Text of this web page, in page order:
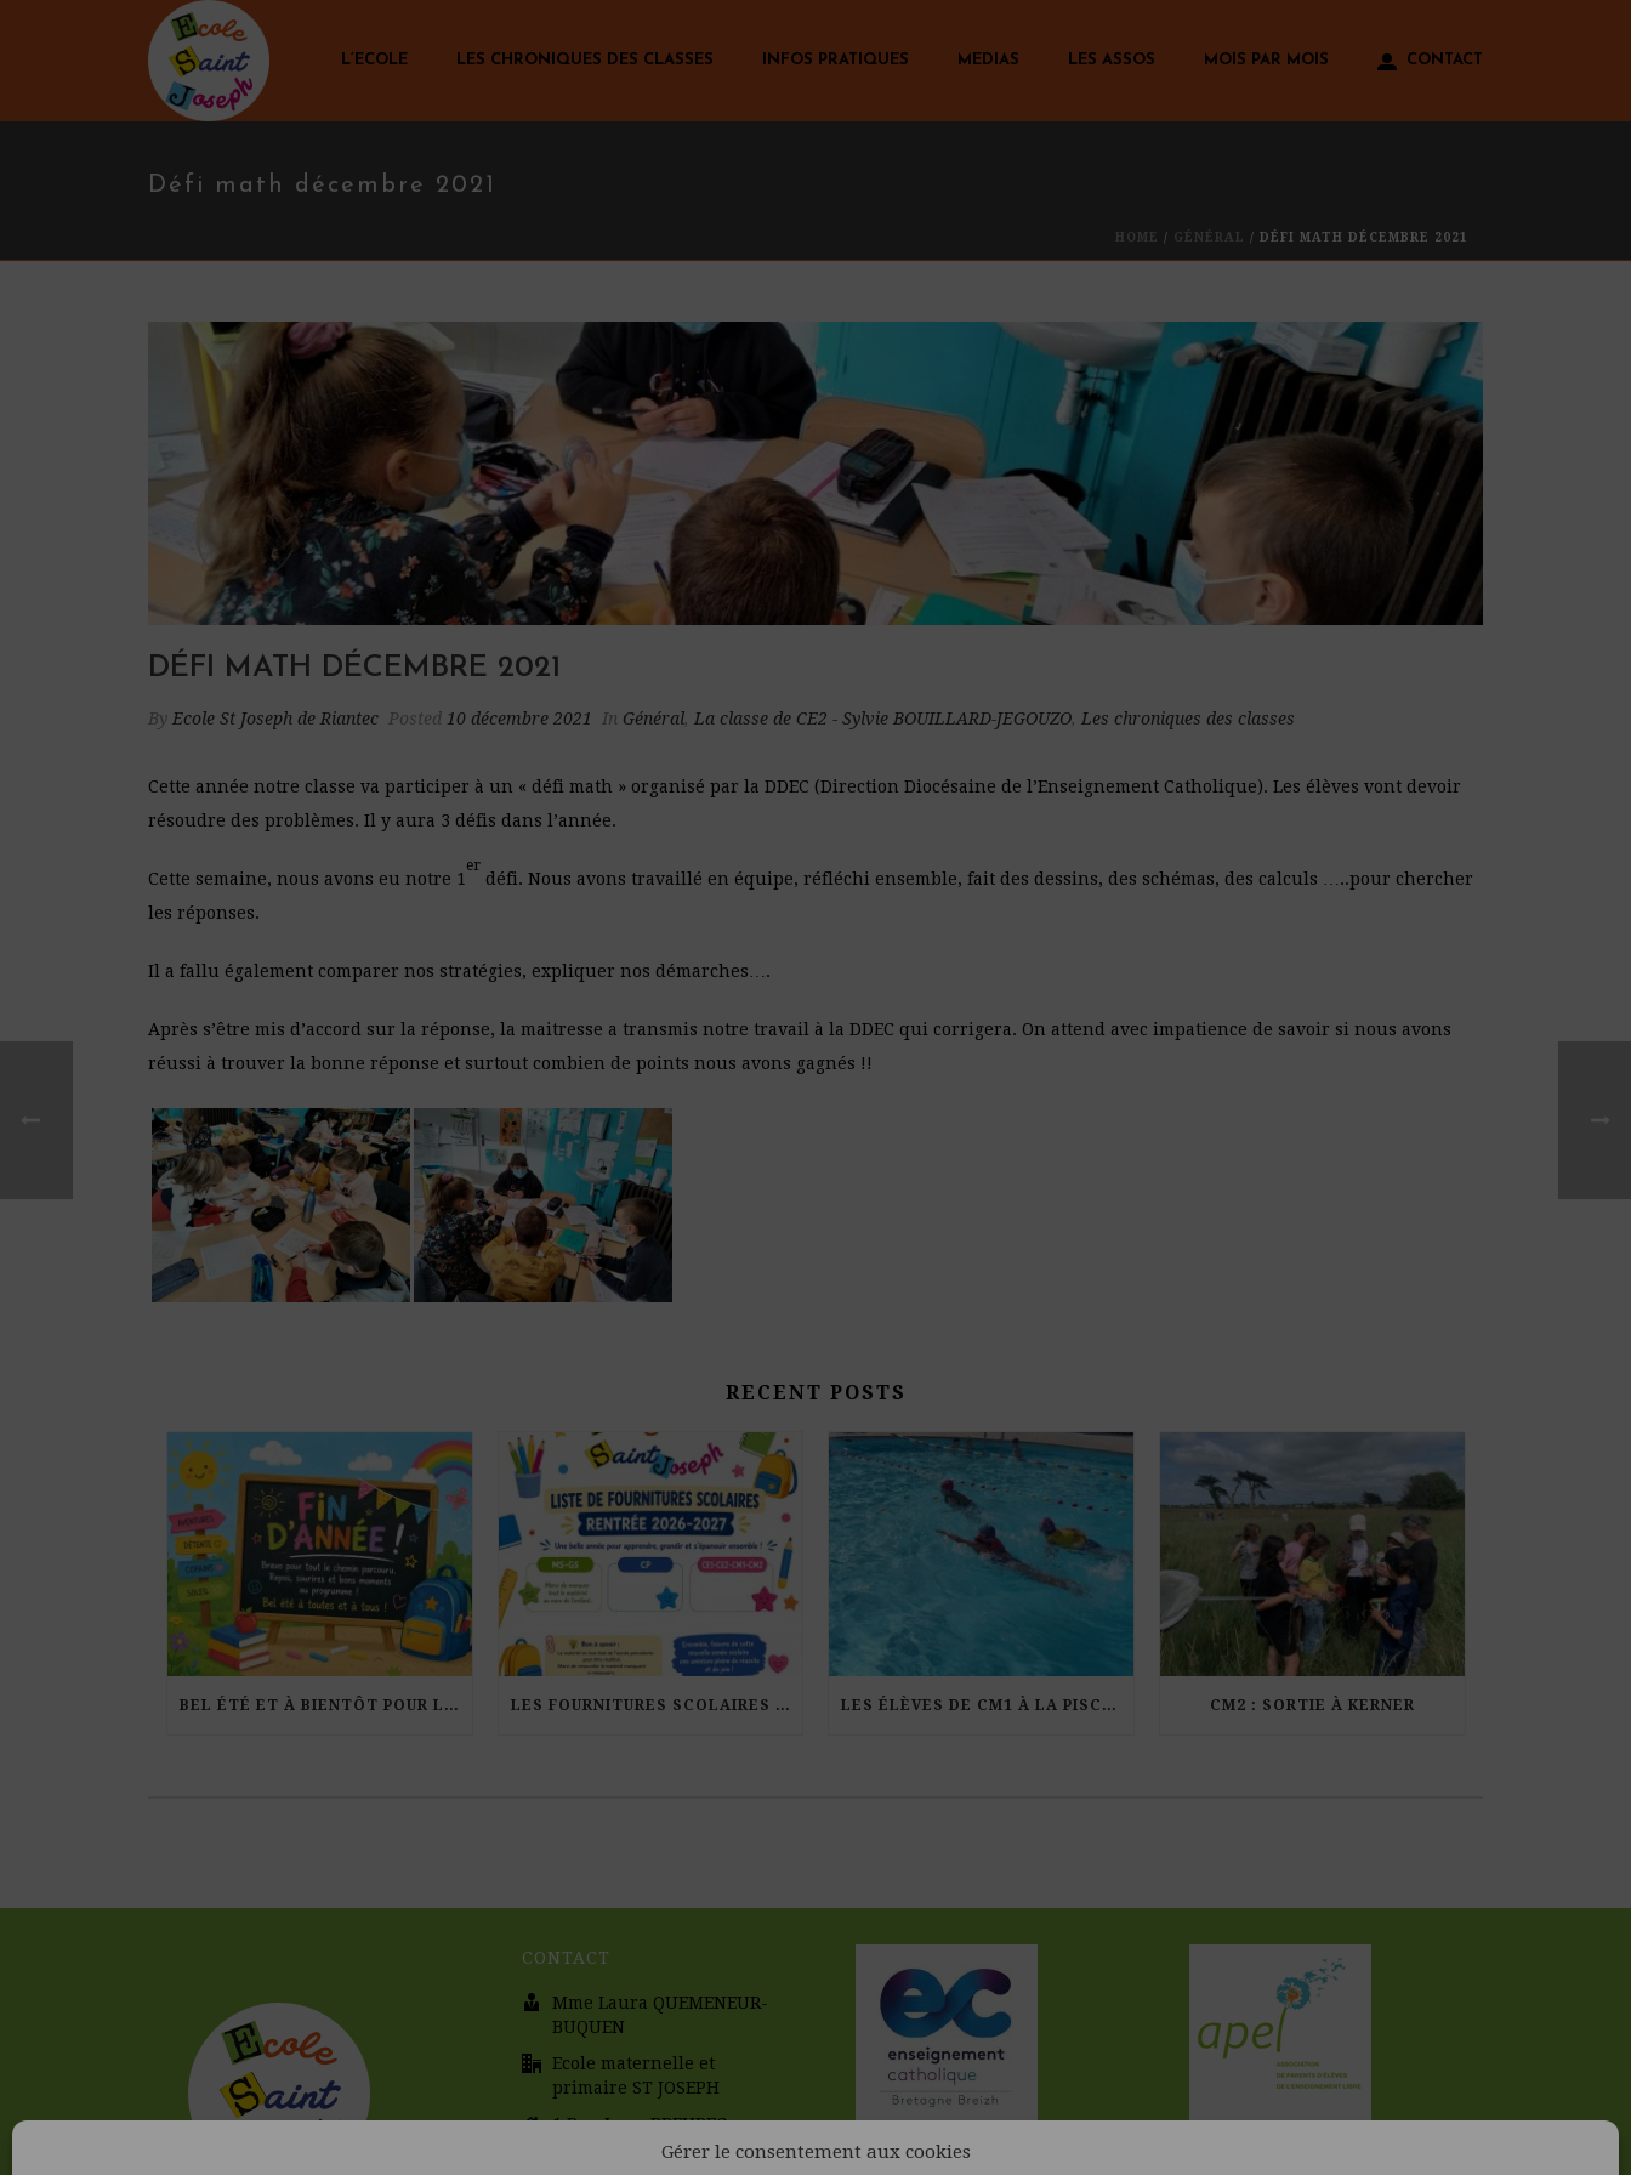
Gérer le consentement aux cookies
L’ECOLE LES CHRONIQUES DES CLASSES INFOS PRATIQUES MEDIAS LES ASSOS MOIS PAR MOIS CONTACT
Défi math décembre 2021
HOME / GÉNÉRAL / DÉFI MATH DÉCEMBRE 2021
DÉFI MATH DÉCEMBRE 2021
By Ecole St Joseph de Riantec Posted 10 décembre 2021 In Général, La classe de CE2 - Sylvie BOUILLARD-JEGOUZO, Les chroniques des classes
Cette année notre classe va participer à un « défi math » organisé par la DDEC (Direction Diocésaine de l’Enseignement Catholique). Les élèves vont devoir
résoudre des problèmes. Il y aura 3 défis dans l’année.
Cette semaine, nous avons eu notre 1
er
défi. Nous avons travaillé en équipe, réfléchi ensemble, fait des dessins, des schémas, des calculs …..pour chercher
les réponses.
Il a fallu également comparer nos stratégies, expliquer nos démarches….
Après s’être mis d’accord sur la réponse, la maitresse a transmis notre travail à la DDEC qui corrigera. On attend avec impatience de savoir si nous avons
réussi à trouver la bonne réponse et surtout combien de points nous avons gagnés !!
RECENT POSTS
BEL ÉTÉ ET À BIENTÔT POUR LA RENTRÉE ! LES FOURNITURES SCOLAIRES POUR LA RENTRÉE 2026-27 LES ÉLÈVES DE CM1 À LA PISCINE MUNICIPALE DE KERDURAND CM2 : SORTIE À KERNER
CONTACT
Mme Laura QUEMENEUR-
BUQUEN
Ecole maternelle et
primaire ST JOSEPH
1 Rue Leon BREUREC
56670 RIANTEC